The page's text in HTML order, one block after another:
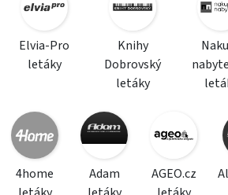
Elvia-Pro
letáky
Knihy
Dobrovský
letáky
4home
Adam
AGEO.cz